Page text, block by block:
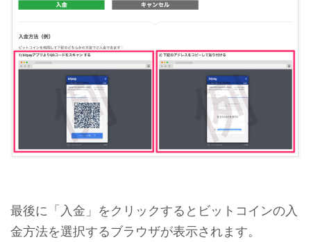
最後に「入金」をクリックするとビットコインの入
金方法を選択するブラウザが表示されます。